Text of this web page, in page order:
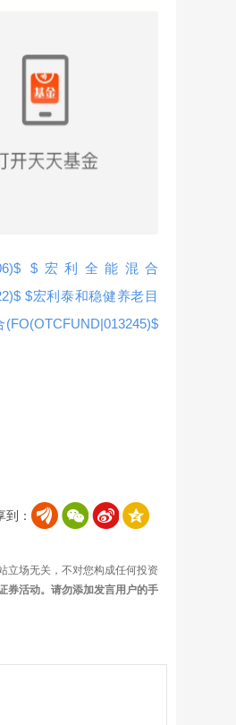
$宏利全能混合
$宏利泰和稳健养老目
到：
立场无关，不对您构成任何投资
券活动。请勿添加发言用户的手